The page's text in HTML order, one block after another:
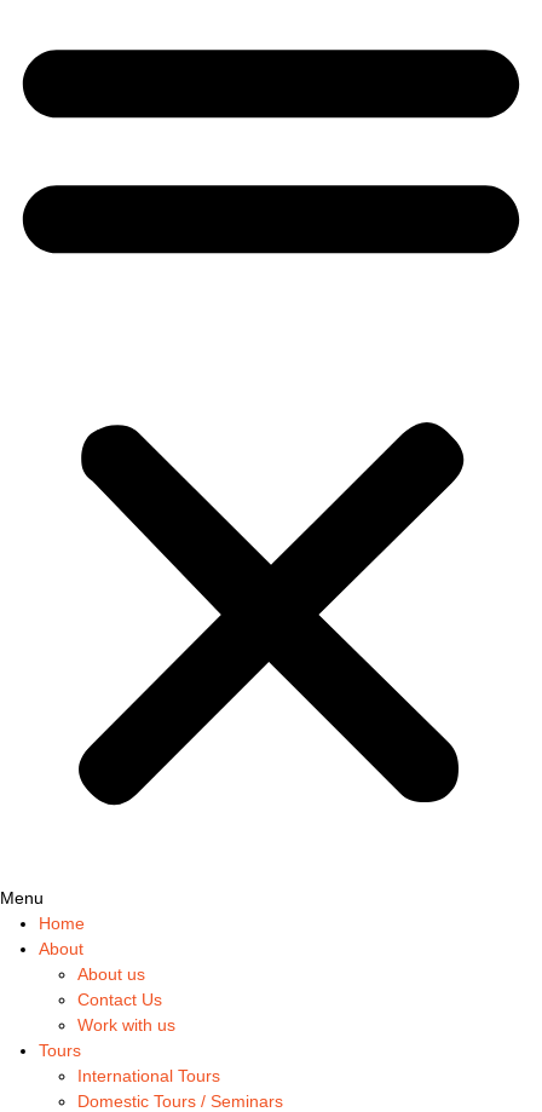
Menu
Home
About
About us
Contact Us
Work with us
Tours
International Tours
Domestic Tours / Seminars